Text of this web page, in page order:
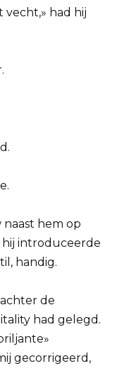
vecht,» had hij
naast hem op
hij introduceerde
handig.
de
had gelegd.
gecorrigeerd,